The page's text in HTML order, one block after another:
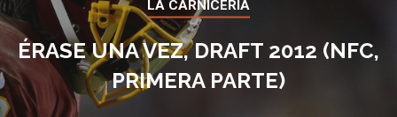
LA CARNICERÍA
ÉRASE UNA VEZ, DRAFT 2012 (NFC,
PRIMERA PARTE)